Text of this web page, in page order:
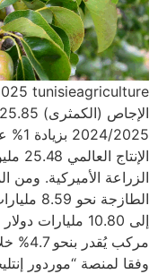
الزراعة الأميركية.
وفقا لمنصة “موردور